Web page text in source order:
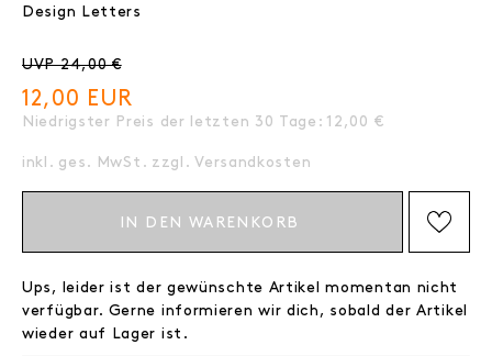
Design Letters
UVP 24,00 €
12,00 EUR
Niedrigster Preis der letzten 30 Tage: 12,00 €
inkl. ges. MwSt. zzgl.Versandkosten
IN DEN WARENKORB
Ups, leider ist der gewünschte Artikel momentan nicht
verfügbar. Gerne informieren wir dich, sobald der Artikel
wieder auf Lager ist.